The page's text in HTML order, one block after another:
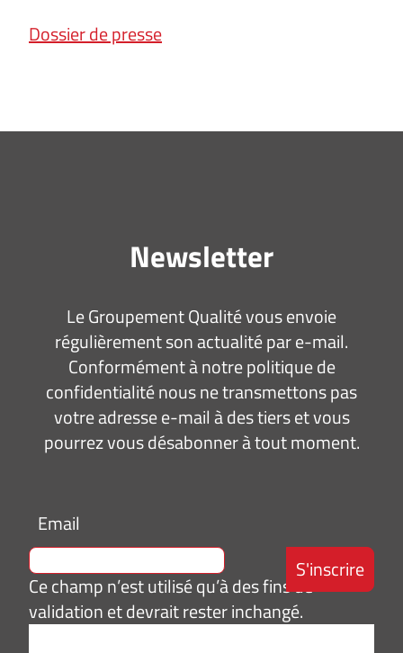
Dossier de presse
Newsletter
Le Groupement Qualité vous envoie
régulièrement son actualité par e-mail.
Conformément à notre politique de
confidentialité nous ne transmettons pas
votre adresse e-mail à des tiers et vous
pourrez vous désabonner à tout moment.
Email
Ce champ n’est utilisé qu’à des fins de
validation et devrait rester inchangé.